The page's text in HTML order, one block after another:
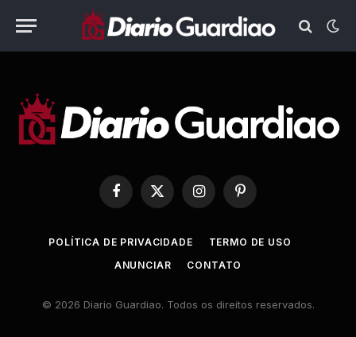
Facebook
X
(Twitter)
InstagramPinterest
POLÍTICA DE PRIVACIDADE
TERMO DE USO
ANUNCIAR
CONTATO
© 2026 Diario Guardiao. Todos os direitos reservados.